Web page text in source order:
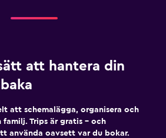
att hantera din
att schemalägga, organisera och
familj. Trips är gratis – och
använda oavsett var du bokar.